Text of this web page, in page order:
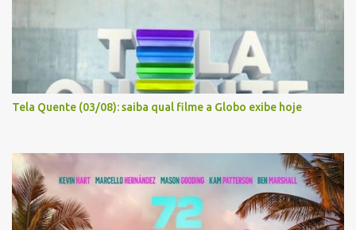
Tela Quente (03/08): saiba qual filme a Globo exibe hoje